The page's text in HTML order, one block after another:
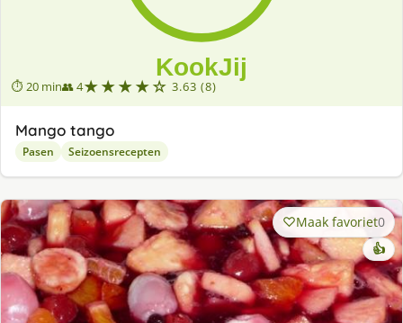
⏱ 20 min👥 4★★★★☆ 3.63 (8)
Mango tango
Pasen Seizoensrecepten
Maak favoriet0
👍